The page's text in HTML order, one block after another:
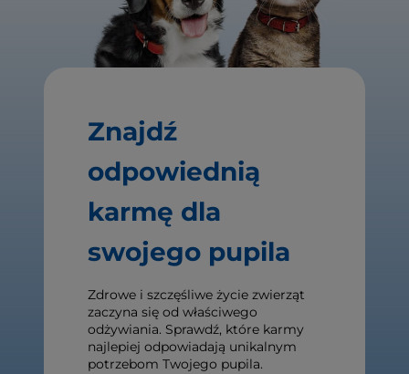
Znajdź
odpowiednią
karmę dla
swojego pupila
Zdrowe i szczęśliwe życie zwierząt
zaczyna się od właściwego
odżywiania. Sprawdź, które karmy
najlepiej odpowiadają unikalnym
potrzebom Twojego pupila.